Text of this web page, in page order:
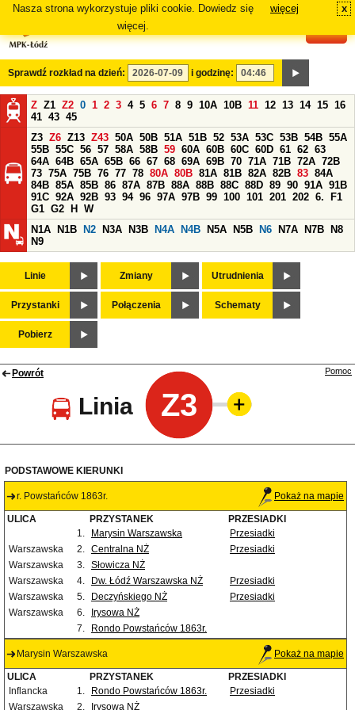
Nasza strona wykorzystuje pliki cookie. Dowiedz się
więcej.
więcej x
Sprawdź rozkład na dzień: i godzinę:
Z Z1 Z2 0 1 2 3 4 5 6 7 8 9 10A 10B 11 12 13 14 15 16
41 43 45
Z3 Z6 Z13 Z43 50A 50B 51A 51B 52 53A 53C 53B 54B 55A
55B 55C 56 57 58A 58B 59 60A 60B 60C 60D 61 62 63
64A 64B 65A 65B 66 67 68 69A 69B 70 71A 71B 72A 72B
73 75A 75B 76 77 78 80A 80B 81A 81B 82A 82B 83 84A
84B 85A 85B 86 87A 87B 88A 88B 88C 88D 89 90 91A 91B
91C 92A 92B 93 94 96 97A 97B 99 100 101 201 202 6.
F1
G1 G2 H
W
N1A
N1B N2 N3A N3B N4A N4B N5A N5B N6 N7A N7B
N8
N9
Linie Zmiany Utrudnienia
Przystanki Połączenia Schematy
Pobierz
Powrót
Linia Z3
Pomoc
PODSTAWOWE KIERUNKI
r. Powstańców 1863r. Pokaż na mapie
ULICA PRZYSTANEK
PRZESIADKI
1.
Marysin Warszawska
Przesiadki
Warszawska
2. Centralna NŻ
Przesiadki
Warszawska
3. Słowicza NŻ
Warszawska
4. Dw. Łódź Warszawska NŻ
Przesiadki
Warszawska
5. Deczyńskiego NŻ
Przesiadki
Warszawska
6.
Irysowa NŻ
7.
Rondo Powstańców 1863r.
Marysin Warszawska Pokaż na mapie
ULICA PRZYSTANEK
PRZESIADKI
Inflancka
1. Rondo Powstańców 1863r.
Przesiadki
Warszawska
2. Irysowa NŻ